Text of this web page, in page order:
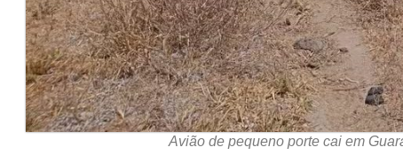
Avião de pequeno porte cai em